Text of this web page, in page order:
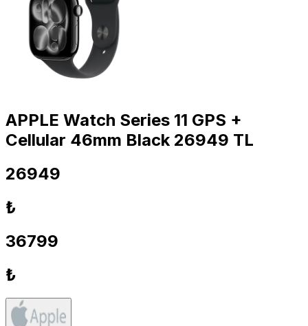
APPLE Watch Series 11 GPS +
Cellular 46mm Black 26949 TL
26949
₺
36799
₺